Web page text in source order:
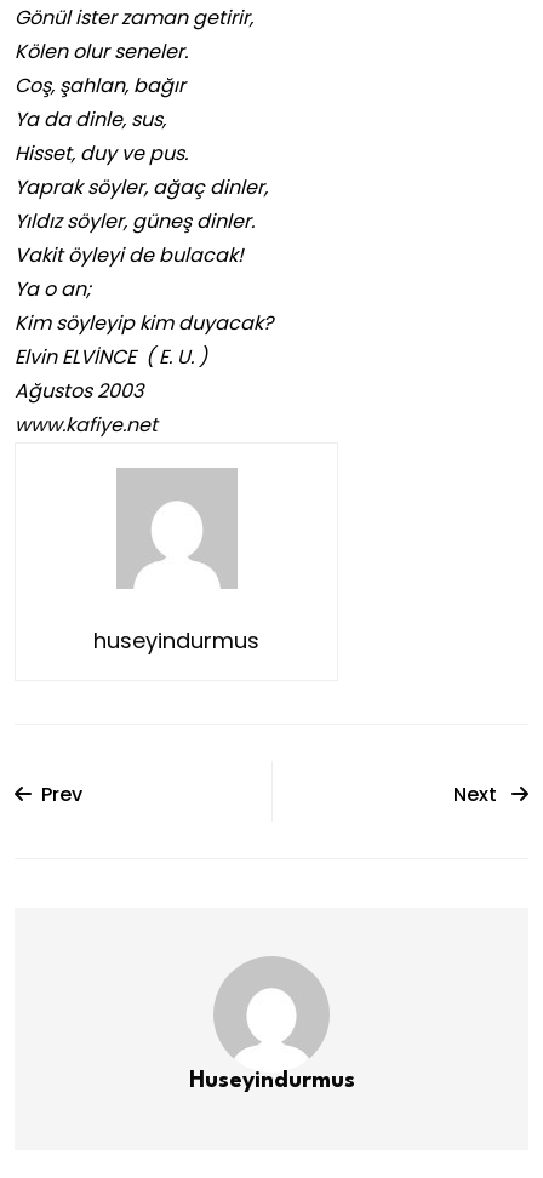
Gönül ister zaman getirir,
Kölen olur seneler.
Coş, şahlan, bağır
Ya da dinle, sus,
Hisset, duy ve pus.
Yaprak söyler, ağaç dinler,
Yıldız söyler, güneş dinler.
Vakit öyleyi de bulacak!
Ya o an;
Kim söyleyip kim duyacak?
Elvin ELVİNCE ( E. U. )
Ağustos 2003
www.kafiye.net
huseyindurmus
Prev Next
Huseyindurmus